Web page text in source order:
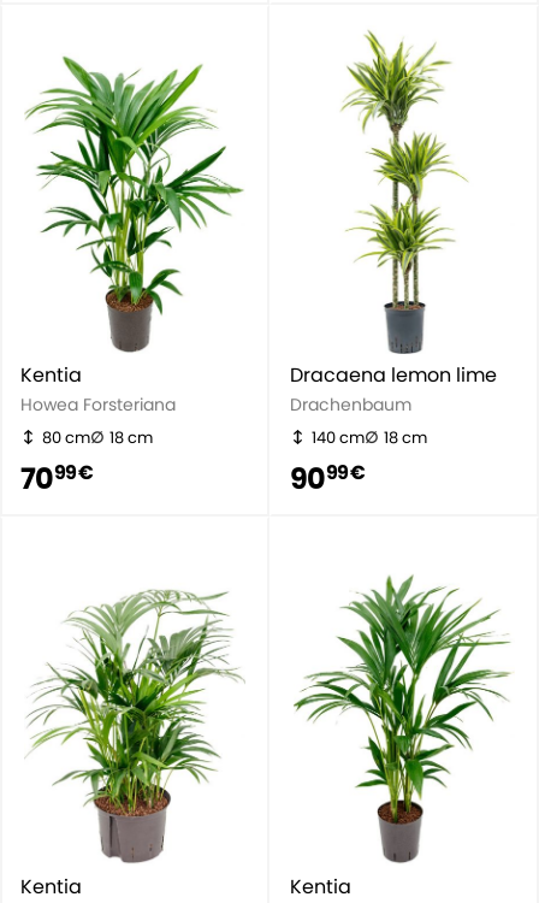
Kentia
Howea Forsteriana
80 cm 18 cm
7099 €
Dracaena lemon lime
Drachenbaum
140 cm 18 cm
9099 €
Kentia Kentia